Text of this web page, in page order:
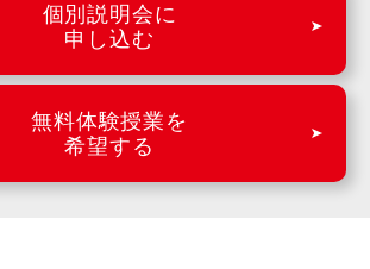
個別説明会に
申し込む
無料体験授業を
希望する